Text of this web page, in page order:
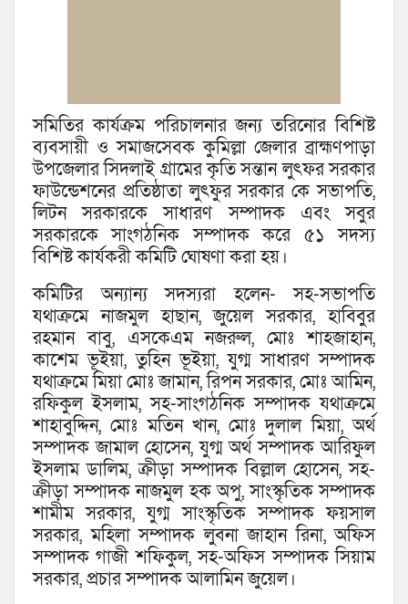
সমিতির কার্যক্রম পরিচালনার জন্য তরিনোর বিশিষ্ট
ব্যবসায়ী ও সমাজসেবক কুমিল্লা জেলার ব্রাহ্মণপাড়া
উপজেলার সিদলাই গ্রামের কৃতি সন্তান লুৎফর সরকার
ফাউন্ডেশনের প্রতিষ্ঠাতা লুৎফুর সরকার কে সভাপতি,
লিটন সরকারকে সাধারণ সম্পাদক এবং সবুর
সরকারকে সাংগঠনিক সম্পাদক করে ৫১ সদস্য
বিশিষ্ট কার্যকরী কমিটি ঘোষণা করা হয়।
কমিটির অন্যান্য সদস্যরা হলেন- সহ-সভাপতি
যথাক্রমে নাজমুল হাছান, জুয়েল সরকার, হাবিবুর
রহমান বাবু, এসকেএম নজরুল, মোঃ শাহজাহান,
কাশেম ভূইয়া, তুহিন ভূইয়া, যুগ্ম সাধারণ সম্পাদক
যথাক্রমে মিয়া মোঃ জামান, রিপন সরকার, মোঃ আমিন,
রফিকুল ইসলাম, সহ-সাংগঠনিক সম্পাদক যথাক্রমে
শাহাবুদ্দিন, মোঃ মতিন খান, মোঃ দুলাল মিয়া, অর্থ
সম্পাদক জামাল হোসেন, যুগ্ম অর্থ সম্পাদক আরিফুল
ইসলাম ডালিম, ক্রীড়া সম্পাদক বিল্লাল হোসেন, সহ-
ক্রীড়া সম্পাদক নাজমুল হক অপু, সাংস্কৃতিক সম্পাদক
শামীম সরকার, যুগ্ম সাংস্কৃতিক সম্পাদক ফয়সাল
সরকার, মহিলা সম্পাদক লুবনা জাহান রিনা, অফিস
সম্পাদক গাজী শফিকুল, সহ-অফিস সম্পাদক সিয়াম
সরকার, প্রচার সম্পাদক আলামিন জুয়েল।